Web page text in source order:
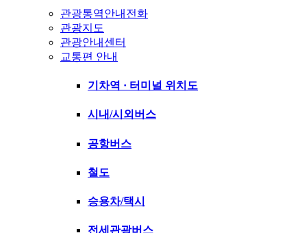
관광통역안내전화
관광지도
관광안내센터
교통편 안내
기차역 · 터미널 위치도
시내/시외버스
공항버스
철도
승용차/택시
전세관광버스